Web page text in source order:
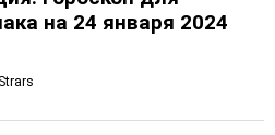
на 24 января 2024